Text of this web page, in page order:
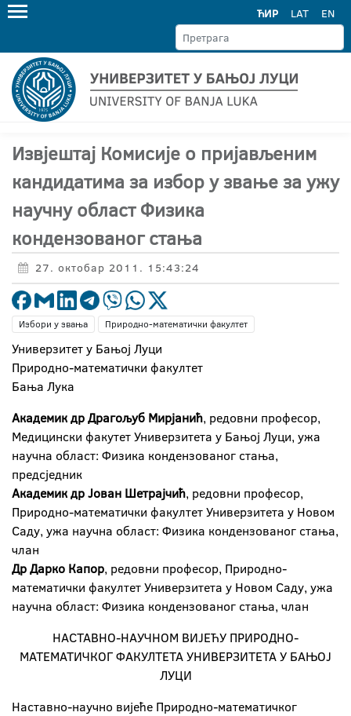
ЋИР LAT EN
Извјештај Комисије о пријављеним
кандидатима за избор у звање за ужу
научну област Физика
кондензованог стања
27. октобар 2011. 15:43:24
Избори у звања Природно-математички факултет
Универзитет у Бањој Луци
Природно-математички факултет
Бања Лука
Академик др Драгољуб Мирјанић, редовни професор,
Медицински факутет Универзитета у Бањој Луци, ужа
научна област: Физика кондензованог стања,
предсједник
Академик др Јован Шетрајчић, редовни професор,
Природно-математички факултет Универзитета у Новом
Саду, ужа научна област: Физика кондензованог стања,
члан
Др Дарко Капор, редовни професор, Природно-
математички факултет Универзитета у Новом Саду, ужа
научна област: Физика кондензованог стања, члан
НАСТАВНО-НАУЧНОМ ВИЈЕЋУ ПРИРОДНО-
МАТЕМАТИЧКОГ ФАКУЛТЕТА УНИВЕРЗИТЕТА У БАЊОЈ
ЛУЦИ
Наставно-научно вијеће Природно-математичког